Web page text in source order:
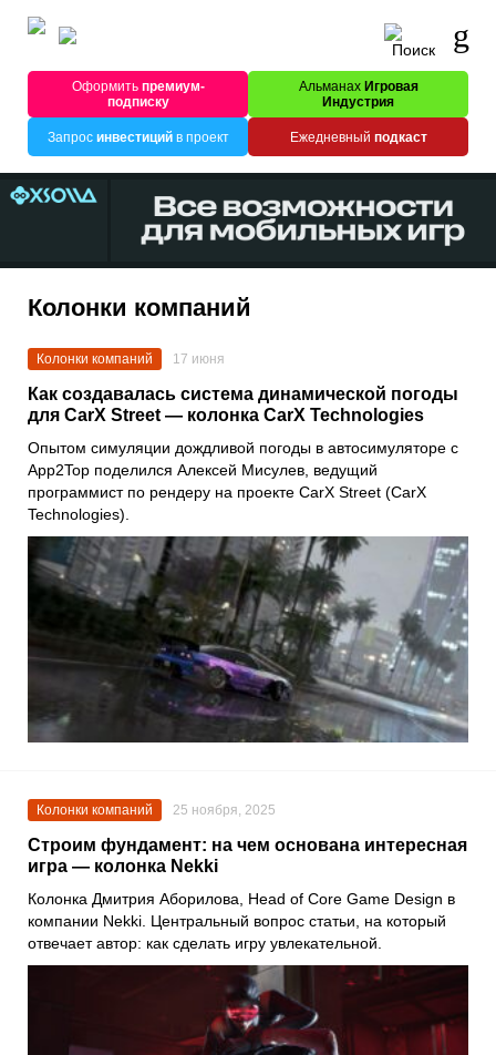
Оформитьпремиум-
подписку
Альманах Игровая
Индустрия
Запрос инвестицийв проект Ежедневный подкаст
Колонки компаний
Колонки компаний 17 июня
Как создавалась система динамической погоды
для CarX Street — колонка CarX Technologies
Опытом симуляции дождливой погоды в автосимуляторе с
App2Top поделился Алексей Мисулев, ведущий
программист по рендеру на проекте CarX Street (CarX
Technologies).
Колонки компаний 25 ноября, 2025
Строим фундамент: на чем основана интересная
игра — колонка Nekki
Колонка Дмитрия Аборилова, Head of Core Game Design в
компании Nekki. Центральный вопрос статьи, на который
отвечает автор: как сделать игру увлекательной.